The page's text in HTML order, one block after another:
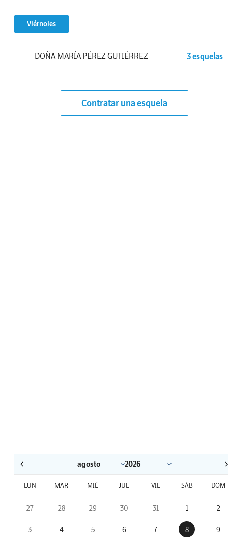
Viérnoles
DOÑA MARÍA PÉREZ GUTIÉRREZ 3 esquelas
Contratar una esquela
LUN MAR MIÉ JUE VIE SÁB DOM
27 28 29 30 31 1 2
3 4 5 6 7 8 9